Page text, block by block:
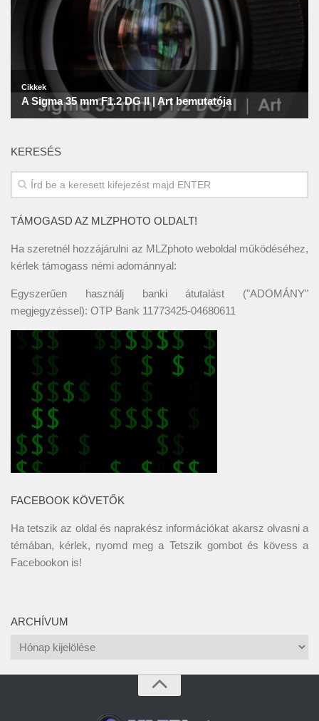
KERESÉS
TÁMOGASD AZ MLZPHOTO OLDALT!
Ha szeretnél hozzájárulni az MLZphoto weboldal működéséhez,
kérlek támogass némi adománnyal:
Egyszerűen használj banki átutalást ("ADOMÁNY"
megjegyzéssel): OTP Bank 11773425-04680611
FACEBOOK KÖVETŐK
Ha tetszik az oldal és naprakész információkat akarsz olvasni a
témában, kérlek, nyomd meg a Tetszik gombot és kövess a
Facebookon is!
ARCHÍVUM
Archívum